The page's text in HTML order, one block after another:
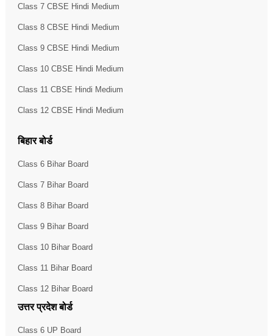
Class 7 CBSE Hindi Medium
Class 8 CBSE Hindi Medium
Class 9 CBSE Hindi Medium
Class 10 CBSE Hindi Medium
Class 11 CBSE Hindi Medium
Class 12 CBSE Hindi Medium
बिहार बोर्ड
Class 6 Bihar Board
Class 7 Bihar Board
Class 8 Bihar Board
Class 9 Bihar Board
Class 10 Bihar Board
Class 11 Bihar Board
Class 12 Bihar Board
उत्तर प्रदेश बोर्ड
Class 6 UP Board